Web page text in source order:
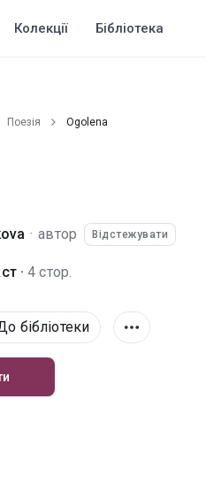
Колекції Бібліотека
Поезія Оgolena
· автор Відстежувати
· 4 стор.
бібліотеки